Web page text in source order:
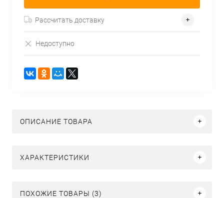
Рассчитать доставку
Недоступно
ОПИСАНИЕ ТОВАРА
ХАРАКТЕРИСТИКИ
ПОХОЖИЕ ТОВАРЫ (3)